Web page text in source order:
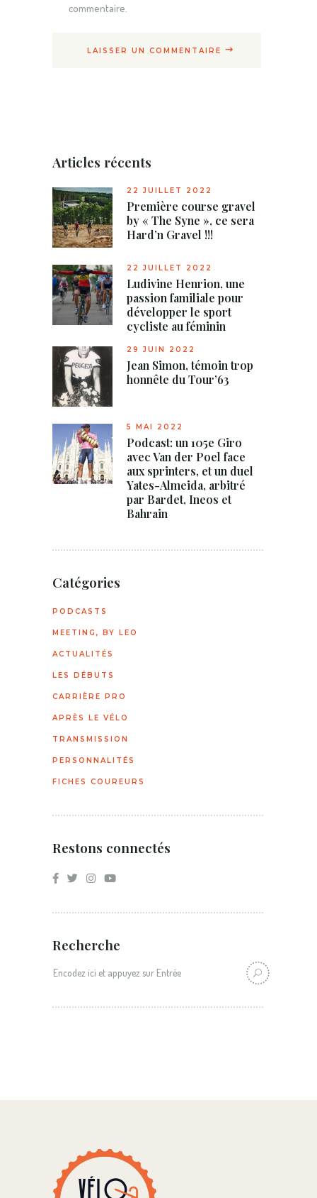
commentaire.
LAISSER UN COMMENTAIRE
Articles récents
22 JUILLET 2022
Première course gravel
by « The Syne », ce sera
Hard’n Gravel !!!
22 JUILLET 2022
Ludivine Henrion, une
passion familiale pour
développer le sport
cycliste au féminin
29 JUIN 2022
Jean Simon, témoin trop
honnête du Tour’63
5 MAI 2022
Podcast: un 105e Giro
avec Van der Poel face
aux sprinters, et un duel
Yates-Almeida, arbitré
par Bardet, Ineos et
Bahrain
Catégories
PODCASTS
MEETING, BY LEO
ACTUALITÉS
LES DÉBUTS
CARRIÈRE PRO
APRÈS LE VÉLO
TRANSMISSION
PERSONNALITÉS
FICHES COUREURS
Restons connectés
Recherche